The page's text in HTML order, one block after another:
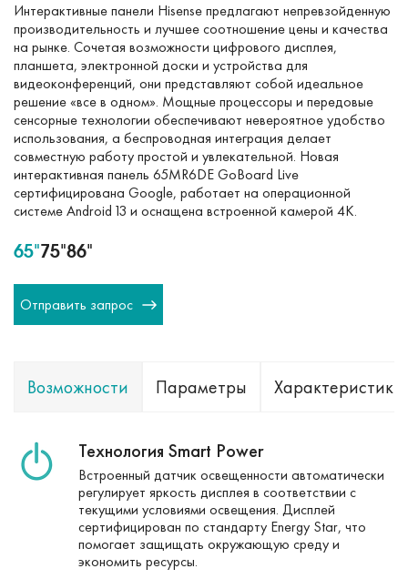
Интерактивные панели Hisense предлагают непревзойденную
производительность и лучшее соотношение цены и качества
на рынке. Сочетая возможности цифрового дисплея,
планшета, электронной доски и устройства для
видеоконференций, они представляют собой идеальное
решение «все в одном». Мощные процессоры и передовые
сенсорные технологии обеспечивают невероятное удобство
использования, а беспроводная интеграция делает
совместную работу простой и увлекательной. Новая
интерактивная панель 65MR6DE GoBoard Live
сертифицирована Google, работает на операционной
системе Android 13 и оснащена встроенной камерой 4K.
65"75"86"
Отправить запрос
Возможности Параметры Характеристики
Технология Smart Power
Встроенный датчик освещенности автоматически
регулирует яркость дисплея в соответствии с
текущими условиями освещения. Дисплей
сертифицирован по стандарту Energy Star, что
помогает защищать окружающую среду и
экономить ресурсы.